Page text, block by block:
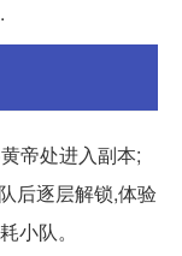
帝处进入副本;
后逐层解锁,体验
小队。